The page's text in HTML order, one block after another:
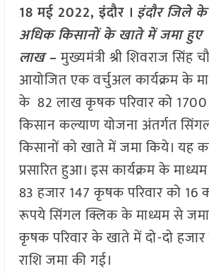
18 मई 2022, इंदौर । इंदौर जिले
अधिक किसानों के खाते में जमा हुए
लाख–मुख्यमंत्री श्री शिवराज सिंह
आयोजित एक वर्चुअल कार्यक्रम के
के 82 लाख कृषक परिवार को
किसान कल्याण योजना अंतर्गत
किसानों को खाते में जमा किये। यह
प्रसारित हुआ। इस कार्यक्रम के
83 हजार 147 कृषक परिवार को 16
रूपये सिंगल क्लिक के माध्यम से जमा
कृषक परिवार के खाते में दो-दो
राशि जमा की गई।